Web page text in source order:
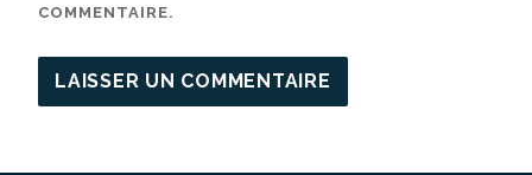
COMMENTAIRE.